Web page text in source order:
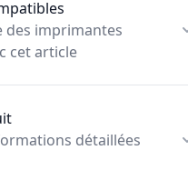
des imprimantes
cet article
détaillées